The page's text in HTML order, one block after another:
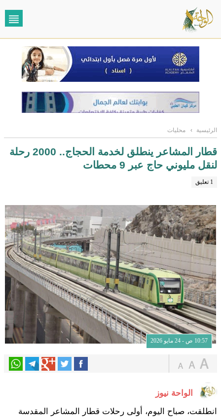
الرئيسية › محليات
قطار المشاعر ينطلق لخدمة الحجاج.. 2000 رحلة
لنقل مليوني حاج عبر 9 محطات
1 تعليق
10:57 ص - 24 مايو 2026
الواحة نيوز
انطلقت، صباح اليوم، أولى رحلات قطار المشاعر المقدسة